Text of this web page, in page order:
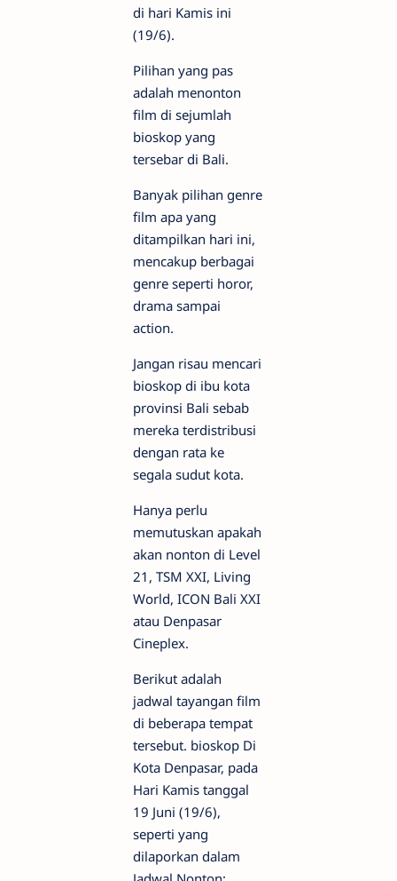
di hari Kamis ini
(19/6).
Pilihan yang pas
adalah menonton
film di sejumlah
bioskop yang
tersebar di Bali.
Banyak pilihan genre
film apa yang
ditampilkan hari ini,
mencakup berbagai
genre seperti horor,
drama sampai
action.
Jangan risau mencari
bioskop di ibu kota
provinsi Bali sebab
mereka terdistribusi
dengan rata ke
segala sudut kota.
Hanya perlu
memutuskan apakah
akan nonton di Level
21, TSM XXI, Living
World, ICON Bali XXI
atau Denpasar
Cineplex.
Berikut adalah
jadwal tayangan film
di beberapa tempat
tersebut. bioskop Di
Kota Denpasar, pada
Hari Kamis tanggal
19 Juni (19/6),
seperti yang
dilaporkan dalam